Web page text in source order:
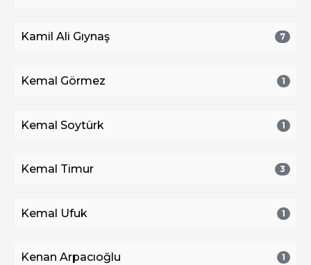
Kamil Ali Gıynaş 7
Kemal Görmez 1
Kemal Soytürk 1
Kemal Timur 3
Kemal Ufuk 1
Kenan Arpacıoğlu 1